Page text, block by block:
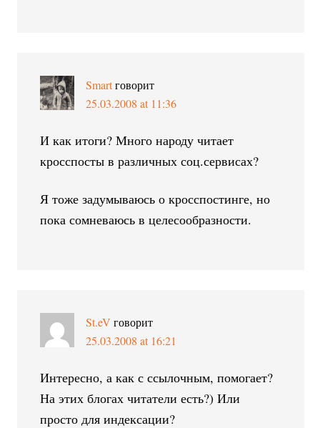
Smartговорит
25.03.2008 at 11:36
И как итоги? Много народу читает
кросспосты в различных соц.сервисах?
Я тоже задумываюсь о кросспостинге, но
пока сомневаюсь в целесообразности.
St.eV говорит
25.03.2008 at 16:21
Интересно, а как с ссылочным, помогает?
На этих блогах читатели есть?) Или
просто для индексации?